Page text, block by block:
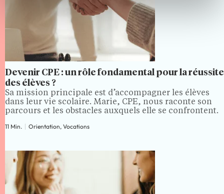
Devenir CPE : un rôle fondamental pour la réussite
des élèves ?
Sa mission principale est d’accompagner les élèves
dans leur vie scolaire. Marie, CPE, nous raconte son
parcours et les obstacles auxquels elle se confrontent.
11 Min. Orientation, Vocations